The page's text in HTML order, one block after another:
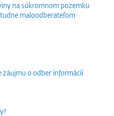
na súkromnom pozemku
maloodberateľom
záujmu o odber informácií